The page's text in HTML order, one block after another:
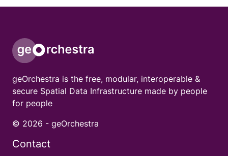
geOrchestra is the free, modular, interoperable &
secure Spatial Data Infrastructure made by people
for people
© 2026 - geOrchestra
Contact